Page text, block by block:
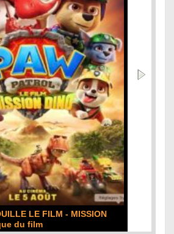
FRANÇAISE : la critique du